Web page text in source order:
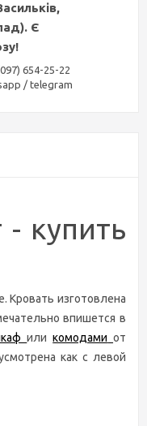
Є
654-25-22
/ telegram
купить
Кровать изготовлена
впишется в
иликомодами от
как с левой